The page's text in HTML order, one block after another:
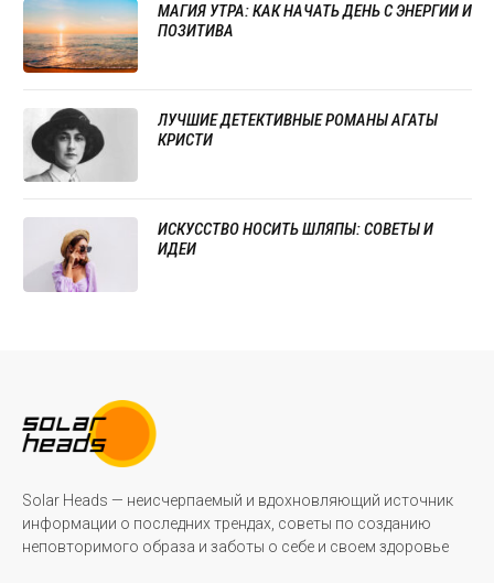
МАГИЯ УТРА: КАК НАЧАТЬ ДЕНЬ С ЭНЕРГИИ И
ПОЗИТИВА
ЛУЧШИЕ ДЕТЕКТИВНЫЕ РОМАНЫ АГАТЫ
КРИСТИ
ИСКУССТВО НОСИТЬ ШЛЯПЫ: СОВЕТЫ И
ИДЕИ
Solar Heads — неисчерпаемый и вдохновляющий источник
информации о последних трендах, советы по созданию
неповторимого образа и заботы о себе и своем здоровье